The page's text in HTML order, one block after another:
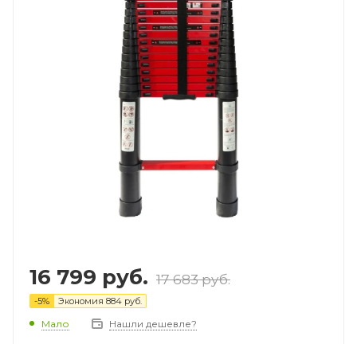
16 799 руб. 17 683руб.
-5% Экономия 884 руб.
Мало Нашли дешевле?